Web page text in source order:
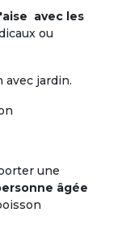
avec les
ou
avec jardin.
une
âgée